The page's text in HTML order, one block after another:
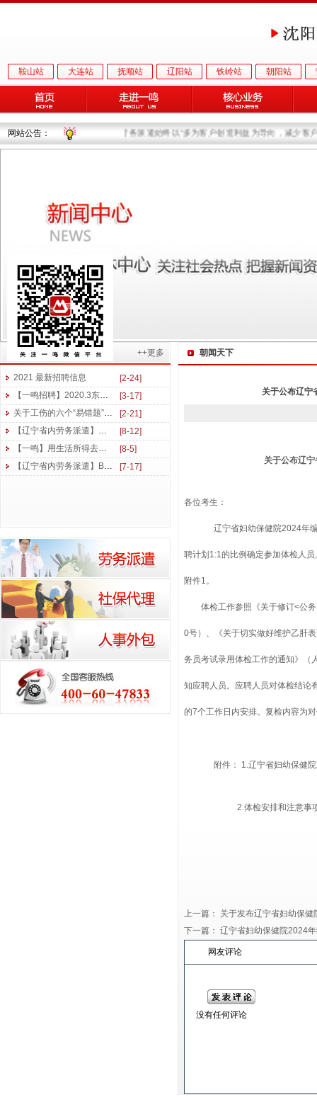
鞍山站 大连站 抚顺站 辽阳站 铁岭站 朝阳站
网站公告： 一鸣劳务派遣始终以“多为客户创造利益为导向，减少
一鸣新闻 ++更多
2021 最新招聘信息
[2-24]
【一鸣招聘】2020.3东三省医药及美妆行业招聘信息
[3-17]
关于工伤的六个“易错题”，你能答对几个？
[2-21]
【辽宁省内劳务派遣】丝丝关怀心温暖 香甜瓜果送清凉
[8-12]
【一鸣】用生活所得去读书 用学习所得去工作
[8-5]
【辽宁省内劳务派遣】BQ开启 勇创佳绩 | 东北一鸣6月拓展培训后续盘点
[7-17]
朝闻天下
关于公布辽宁
关于公布辽
各位考生：
辽宁省妇幼保健院2024年
聘计划1:1的比例确定参加体检人
附件1。
体检工作参照《关于修订<公务
0号）、《关于切实做好维护乙肝
务员考试录用体检工作的通知》（
知应聘人员。应聘人员对体检结论
的7个工作日内安排。复检内容为
附件： 1.辽宁省妇幼保健
2.体检安排和注意事
上一篇：
关于发布辽宁省妇幼保
下一篇： 辽宁省妇幼保健院2024
网友评论
没有任何评论